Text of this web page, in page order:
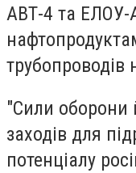
АВТ-4 та ЕЛОУ-
трубопроводів
"Сили оборони
заходів для
потенціалу